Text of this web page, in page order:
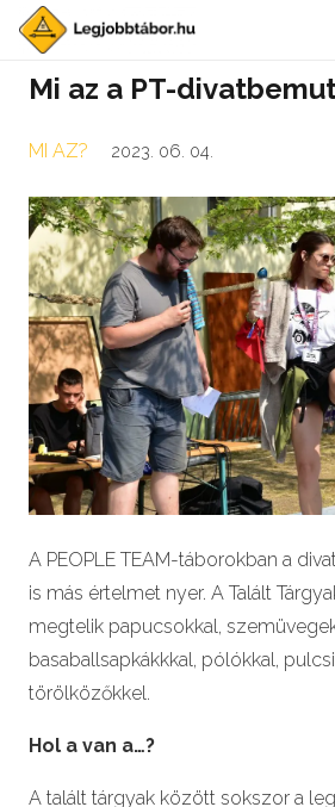
Mi az a PT-
MI AZ? 2023. 06. 04.
A PEOPLE TEAM-táborokban a
is más értelmet nyer. A Talált
megtelik papucsokkal,
basaballsapkákkkal, pólókkal,
törölközőkkel.
Hol a van a…?
A talált tárgyak között sokszor a